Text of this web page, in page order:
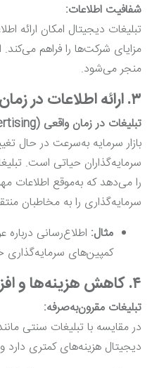
شفافیت اطلاعات:
تبلیغات دیجیتال امکان ارائه
مزایای شرکت‌ها را فراهم می‌کند.
منجر می‌شود.
۳. ارائه اطلاعات در
تبلیغات در زمان واقعی (Real-Time Advertising):
بازار سرمایه به‌سرعت در حال
سرمایه‌گذاران حیاتی است.
را می‌دهد که به‌موقع اطلاعات
سرمایه‌گذاری را به مخاطبان
مثال:
کمپین‌های
۴. کاهش هزینه‌ها و
تبلیغات مقرون‌به‌صرفه:
در مقایسه با تبلیغات سنتی
دیجیتال هزینه‌های کمتری دارد